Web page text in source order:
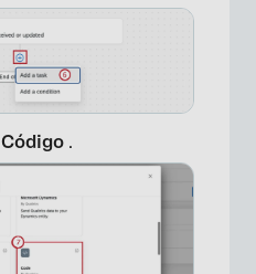
×
Código .